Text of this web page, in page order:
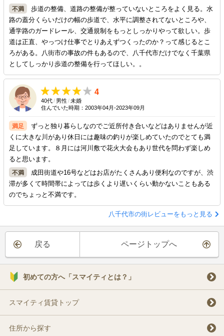
歩道の整備、道路の整備が整っていないところをよく見る。水
路の蓋分くらいだけの幅の歩道で、水平に調整されてないところや、
通学路のガードレール、交通規制をもっとしっかりやって欲しい。歩
道は正直、やっつけ仕事でとりあえずつくったのか？って感じるとこ
ろがある。八街市の事故の件もあるので、八千代市だけでなく千葉県
としてしっかり歩道の整備を行ってほしい。。
4
40代/ 男性/未婚
住んでいた時期：2003年04月-2023年09月
ずっと独り暮らしなのでご近所付き合いなどはありませんが近
くに大きな川があり休日には趣味の釣りが楽しめていたのでとても満
足しています。８月には河川敷で花火大会もあり世代を問わず楽しめ
ると思います。
成田街道や16号などはお店がたくさんあり便利なのですが、渋
滞が多くて時間帯によっては歩くより遅いくらい動かないこともある
のでちょっと不満です。
八千代市の街レビューをもっと見る
戻る ページトップへ
初めての方へ「スマイティとは？」
スマイティ賃貸トップ
住所から探す